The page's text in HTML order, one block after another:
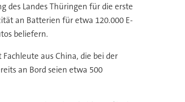
des Landes Thüringen für die erste
an Batterien für etwa 120.000 E-
beliefern.
aus China, die bei der
an Bord seien etwa 500